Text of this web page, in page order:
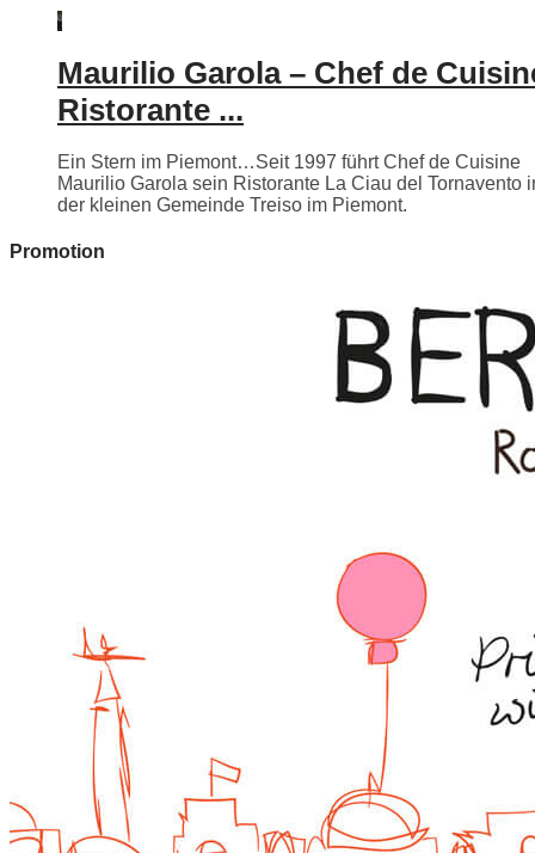
Maurilio Garola – Chef de
Ristorante ...
Ein Stern im Piemont…Seit 1997 führt Chef de Cuisine
Maurilio Garola sein Ristorante La Ciau del Tornavento
der kleinen Gemeinde Treiso im Piemont.
Promotion